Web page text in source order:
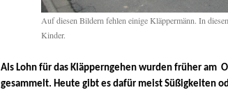
Auf diesen Bildern fehlen einige Kläppermänn. In
Kinder.
Als Lohn für das Kläpperngehen wurden früher am
gesammelt. Heute gibt es dafür meist Süßigkeiten